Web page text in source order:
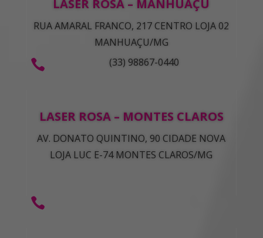
LASER ROSA – MANHUAÇU
RUA AMARAL FRANCO, 217 CENTRO LOJA 02
MANHUAÇU/MG
 (33) 98867-0440
LASER ROSA – MONTES CLAROS
AV. DONATO QUINTINO, 90 CIDADE NOVA
LOJA LUC E-74 MONTES CLAROS/MG
